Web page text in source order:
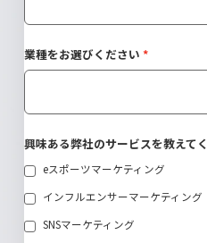
業種をお選びください
興味ある弊社のサービスを教えて
eスポーツマーケティング
インフルエンサーマーケティング
SNSマーケティング